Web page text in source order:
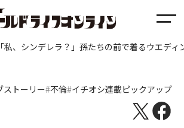
メ
ニ
ュ
「私、シンデレラ？」孫たちの前で着るウエデ
ストーリー 不倫 イチオシ連載ピックアップ